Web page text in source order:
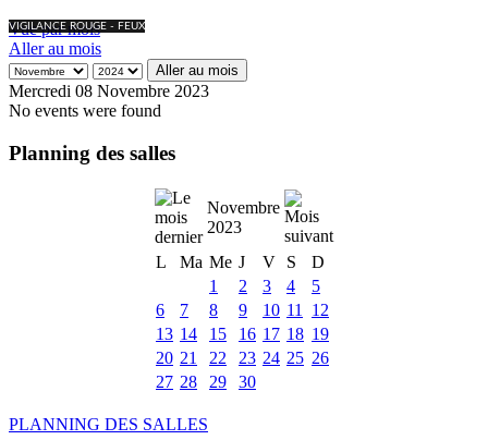
VIGILANCE ROUGE - FEUX
Vue par mois
Aller au mois
Aller au mois
Mercredi 08 Novembre 2023
No events were found
Planning des salles
Novembre
2023
L
Ma Me J V S
D
1
2 3 4
5
6
7 8 9 10 11
12
13 14 15 16 17 18 19
20 21 22 23 24 25 26
27 28 29 30
PLANNING DES SALLES